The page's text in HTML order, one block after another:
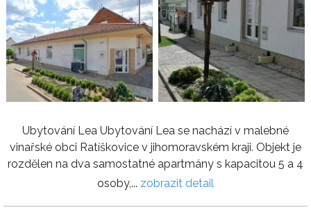
Ubytování Lea Ubytování Lea se nachází v malebné
vinařské obci Ratíškovice v jihomoravském kraji. Objekt je
rozdělen na dva samostatné apartmány s kapacitou 5 a 4
osoby,... zobrazit detail